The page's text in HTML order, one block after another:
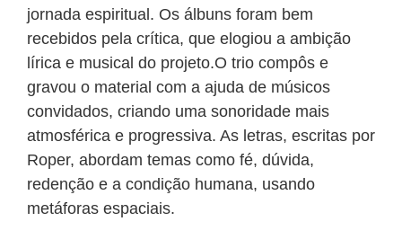
jornada espiritual. Os álbuns foram bem
recebidos pela crítica, que elogiou a ambição
lírica e musical do projeto.O trio compôs e
gravou o material com a ajuda de músicos
convidados, criando uma sonoridade mais
atmosférica e progressiva. As letras, escritas por
Roper, abordam temas como fé, dúvida,
redenção e a condição humana, usando
metáforas espaciais.